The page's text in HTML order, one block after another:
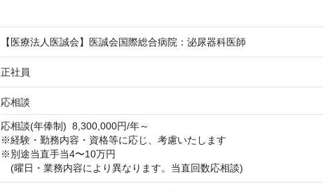
【医療法人医誠会】医誠会国際総合病院：泌尿器科医師
正社員
応相談
応相談(年俸制)  8,300,000円/年～
※経験・勤務内容・資格等に応じ、考慮いたします
※別途当直手当4〜10万円
(曜日・業務内容により異なります。当直回数応相談)